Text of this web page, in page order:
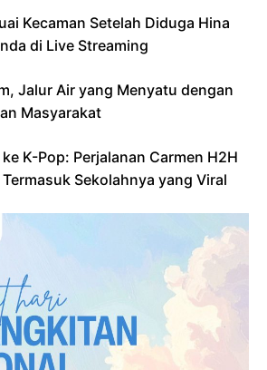
Kecaman Setelah Diduga Hina
di Live Streaming
Jalur Air yang Menyatu dengan
Masyarakat
ke K-Pop: Perjalanan Carmen H2H
Sekolahnya yang Viral